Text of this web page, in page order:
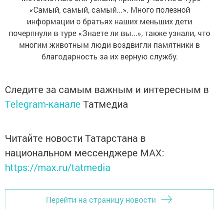
«Самый, самый, самый...». Много полезной
информации о братьях наших меньших дети
почерпнули в туре «Знаете ли вы...», также узнали, что
многим животным люди воздвигли памятники в
благодарность за их верную службу.
Следите за самым важным и интересным в
Telegram-канале Татмедиа
Читайте новости Татарстана в
национальном мессенджере MАХ:
https://max.ru/tatmedia
Перейти на страницу новости